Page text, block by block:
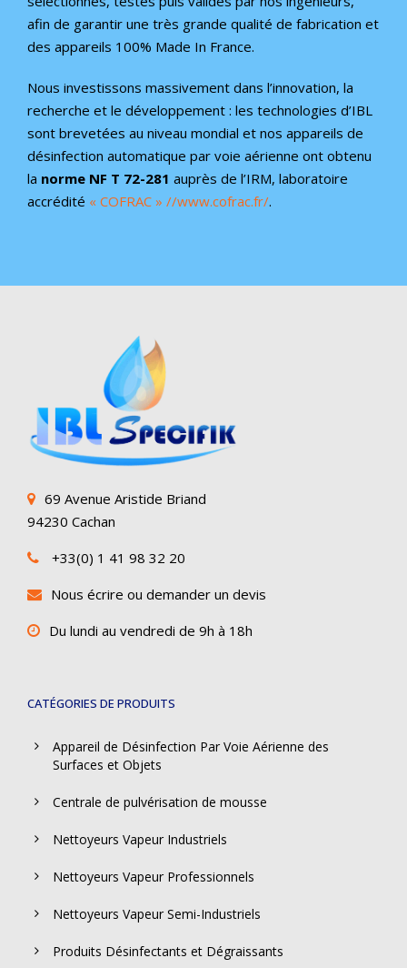
afin de garantir une très grande qualité de fabrication et
des appareils 100% Made In France.
Nous investissons massivement dans l’innovation, la
recherche et le développement : les technologies d’IBL
sont brevetées au niveau mondial et nos appareils de
désinfection automatique par voie aérienne ont obtenu
la norme NF T 72-281 auprès de l’IRM, laboratoire
accrédité « COFRAC » //www.cofrac.fr/.
69 Avenue Aristide Briand
94230 Cachan
+33(0) 1 41 98 32 20
Nous écrire ou demander un devis
Du lundi au vendredi de 9h à 18h
CATÉGORIES DE PRODUITS
Appareil de Désinfection Par Voie Aérienne des
Surfaces et Objets
Centrale de pulvérisation de mousse
Nettoyeurs Vapeur Industriels
Nettoyeurs Vapeur Professionnels
Nettoyeurs Vapeur Semi-Industriels
Produits Désinfectants et Dégraissants